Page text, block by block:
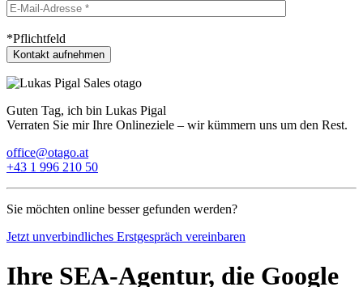
*Pflichtfeld
Guten Tag, ich bin Lukas Pigal
Verraten Sie mir Ihre Onlineziele – wir kümmern uns um den Rest.
office@otago.at
+43 1 996 210 50
Sie möchten online besser gefunden werden?
Jetzt unverbindliches Erstgespräch vereinbaren
Ihre SEA-Agentur, die Google